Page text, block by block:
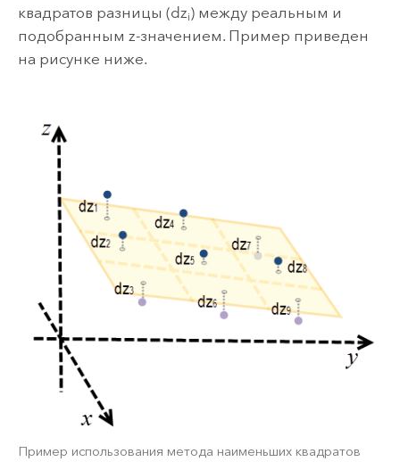
квадратов разницы (dzi) между реальным и
подобранным z-значением. Пример приведен
на рисунке ниже.
Пример использования метода наименьших квадратов